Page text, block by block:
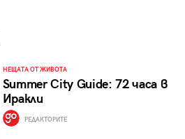
НЕЩАТА ОТ ЖИВОТА
Summer City Guide: 72 часа в
Иракли
РЕДАКТОРИТЕ